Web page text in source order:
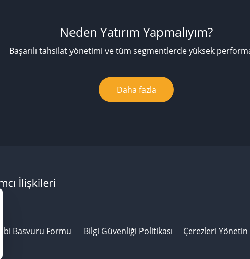
Neden Yatırım Yapmalıyım?
Başarılı tahsilat yönetimi ve tüm segmentlerde yüksek
Daha fazla
Basvuru Formu Bilgi Güvenliği Politikası Çerezleri Yönetin